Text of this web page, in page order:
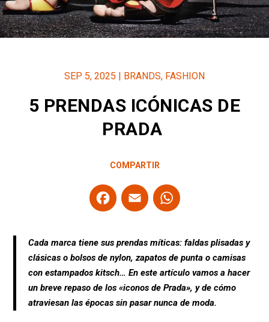
5 PRENDAS ICÓNICAS DE
PRADA
SEP 5, 2025 BRANDS, FASHION
COMPARTIR
F
a
b
o
o
k
E
m
W
s
A
p
p
Cada marca tiene sus prendas míticas: faldas plisadas y
clásicas o bolsos de nylon, zapatos de punta o camisas
con estampados kitsch… En este artículo vamos a hacer
un breve repaso de los «iconos de Prada», y de cómo
atraviesan las épocas sin pasar nunca de moda.